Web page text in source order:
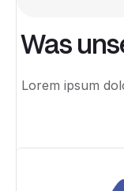
Was
Lorem ipsum